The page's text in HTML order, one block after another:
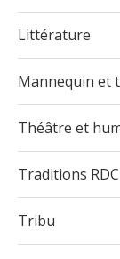
Littérature
Mannequin et
Théâtre et
Traditions RDC
Tribu